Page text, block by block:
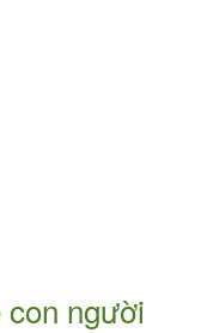
con người